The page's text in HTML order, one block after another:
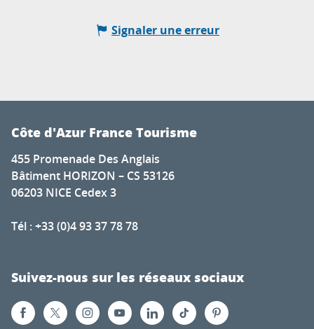
Signaler une erreur
Côte d'Azur France Tourisme
455 Promenade Des Anglais
Bâtiment HORIZON – CS 53126
06203 NICE Cedex 3
Tél : +33 (0)4 93 37 78 78
Suivez-nous sur les réseaux sociaux